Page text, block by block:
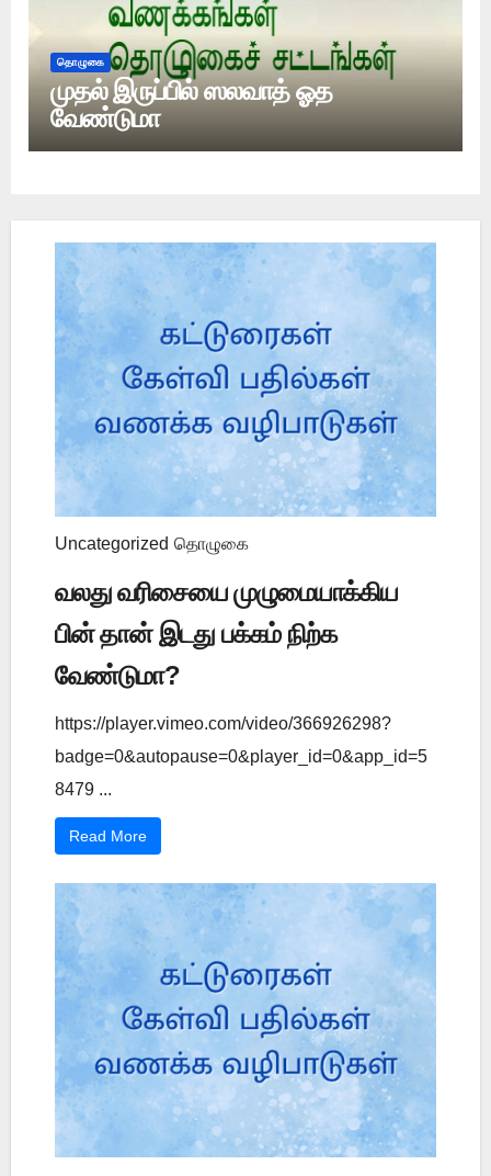
தொழுகை
முதல் இருப்பில் ஸலவாத் ஓத
வேண்டுமா
Uncategorized தொழுகை
வலது வரிசையை முழுமையாக்கிய
பின் தான் இடது பக்கம் நிற்க
வேண்டுமா?
https://player.vimeo.com/video/366926298?
badge=0&autopause=0&player_id=0&app_id=5
8479 ...
Read More